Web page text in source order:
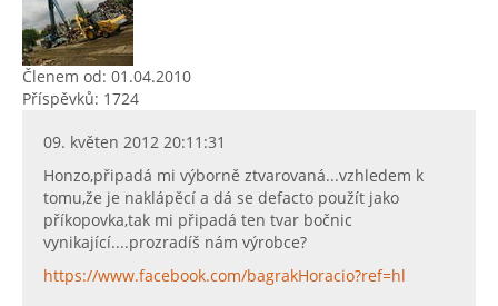
Členem od: 01.04.2010
Příspěvků: 1724
09. květen 2012 20:11:31
Honzo,připadá mi výborně ztvarovaná...vzhledem k
tomu,že je naklápěcí a dá se defacto použít jako
příkopovka,tak mi připadá ten tvar bočnic
vynikající....prozradíš nám výrobce?
https://www.facebook.com/bagrakHoracio?ref=hl